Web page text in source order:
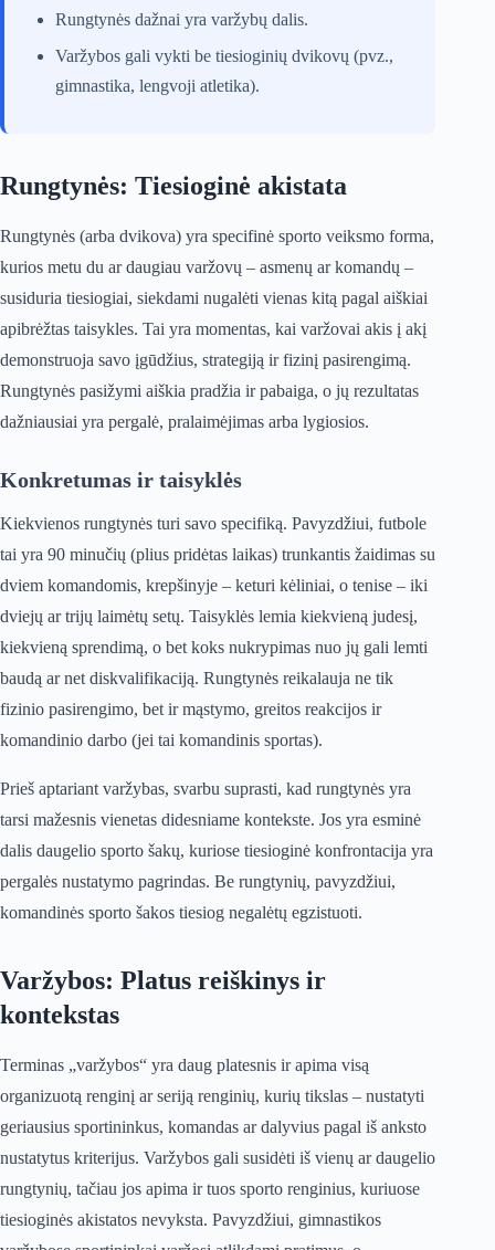
Rungtynės dažnai yra varžybų dalis.
Varžybos gali vykti be tiesioginių dvikovų (pvz.,
gimnastika, lengvoji atletika).
Rungtynės: Tiesioginė akistata
Rungtynės (arba dvikova) yra specifinė sporto veiksmo forma,
kurios metu du ar daugiau varžovų – asmenų ar komandų –
susiduria tiesiogiai, siekdami nugalėti vienas kitą pagal aiškiai
apibrėžtas taisykles. Tai yra momentas, kai varžovai akis į akį
demonstruoja savo įgūdžius, strategiją ir fizinį pasirengimą.
Rungtynės pasižymi aiškia pradžia ir pabaiga, o jų rezultatas
dažniausiai yra pergalė, pralaimėjimas arba lygiosios.
Konkretumas ir taisyklės
Kiekvienos rungtynės turi savo specifiką. Pavyzdžiui, futbole
tai yra 90 minučių (plius pridėtas laikas) trunkantis žaidimas su
dviem komandomis, krepšinyje – keturi kėliniai, o tenise – iki
dviejų ar trijų laimėtų setų. Taisyklės lemia kiekvieną judesį,
kiekvieną sprendimą, o bet koks nukrypimas nuo jų gali lemti
baudą ar net diskvalifikaciją. Rungtynės reikalauja ne tik
fizinio pasirengimo, bet ir mąstymo, greitos reakcijos ir
komandinio darbo (jei tai komandinis sportas).
Prieš aptariant varžybas, svarbu suprasti, kad rungtynės yra
tarsi mažesnis vienetas didesniame kontekste. Jos yra esminė
dalis daugelio sporto šakų, kuriose tiesioginė konfrontacija yra
pergalės nustatymo pagrindas. Be rungtynių, pavyzdžiui,
komandinės sporto šakos tiesiog negalėtų egzistuoti.
Varžybos: Platus reiškinys ir
kontekstas
Terminas „varžybos“ yra daug platesnis ir apima visą
organizuotą renginį ar seriją renginių, kurių tikslas – nustatyti
geriausius sportininkus, komandas ar dalyvius pagal iš anksto
nustatytus kriterijus. Varžybos gali susidėti iš vienų ar daugelio
rungtynių, tačiau jos apima ir tuos sporto renginius, kuriuose
tiesioginės akistatos nevyksta. Pavyzdžiui, gimnastikos